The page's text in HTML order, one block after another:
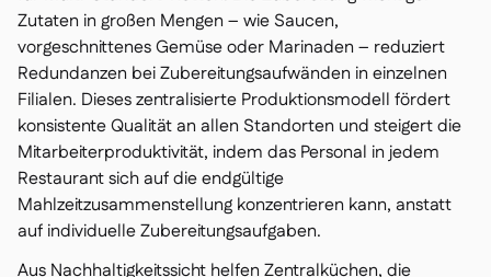
Zutaten in großen Mengen – wie Saucen,
vorgeschnittenes Gemüse oder Marinaden – reduziert
Redundanzen bei Zubereitungsaufwänden in einzelnen
Filialen. Dieses zentralisierte Produktionsmodell fördert
konsistente Qualität an allen Standorten und steigert die
Mitarbeiterproduktivität, indem das Personal in jedem
Restaurant sich auf die endgültige
Mahlzeitzusammenstellung konzentrieren kann, anstatt
auf individuelle Zubereitungsaufgaben.
Aus Nachhaltigkeitssicht helfen Zentralküchen, die